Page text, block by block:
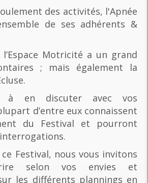
des activités, l'Apnée
de ses adhérents &
Motricité a un grand
; mais également la
à en discuter avec vos
d’entre eux connaissent
du Festival et pourront
Festival, nous vous invitons
selon vos envies et
les différents plannings en